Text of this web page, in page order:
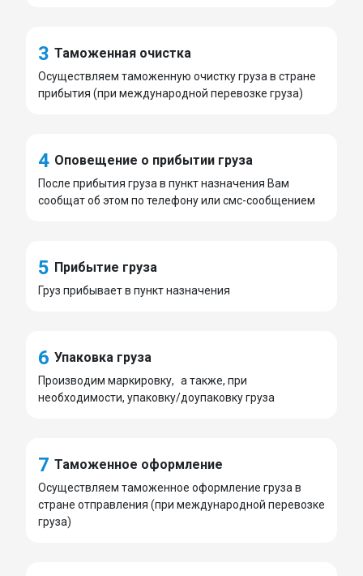
3 Таможенная очистка
Осуществляем таможенную очистку груза в стране
прибытия (при международной перевозке груза)
4 Оповещение о прибытии груза
После прибытия груза в пункт назначения Вам
сообщат об этом по телефону или смс-сообщением
5 Прибытие груза
Груз прибывает в пункт назначения
6 Упаковка груза
Производим маркировку, а также, при
необходимости, упаковку/доупаковку груза
7 Таможенное оформление
Осуществляем таможенное оформление груза в
стране отправления (при международной перевозке
груза)